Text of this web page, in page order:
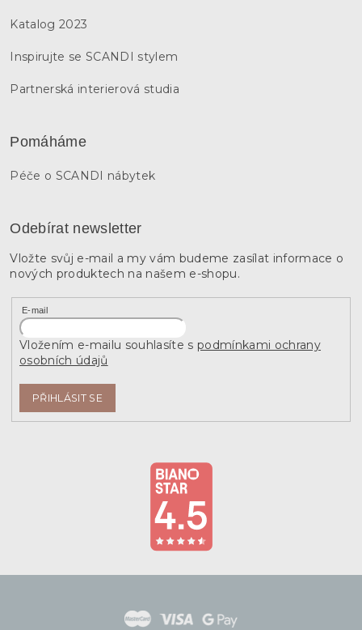
Katalog 2023
Inspirujte se SCANDI stylem
Partnerská interierová studia
Pomáháme
Péče o SCANDI nábytek
Odebírat newsletter
Vložte svůj e-mail a my vám budeme zasílat informace o
nových produktech na našem e-shopu.
E-mail
Vložením e-mailu souhlasíte s podmínkami ochrany
osobních údajů
PŘIHLÁSIT SE